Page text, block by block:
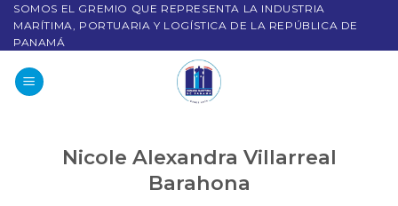
SOMOS EL GREMIO QUE REPRESENTA LA INDUSTRIA
MARÍTIMA, PORTUARIA Y LOGÍSTICA DE LA REPÚBLICA DE
PANAMÁ
Nicole Alexandra Villarreal
Barahona